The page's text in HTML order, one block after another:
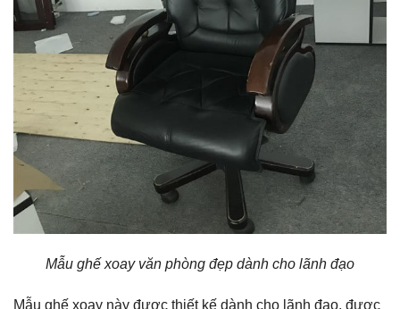
Mẫu ghế xoay văn phòng đẹp dành cho lãnh đạo
Mẫu ghế xoay này được thiết kế dành cho lãnh đạo, được